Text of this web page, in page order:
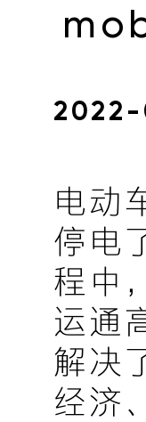
电动
停电
程中
运通
解决
经济